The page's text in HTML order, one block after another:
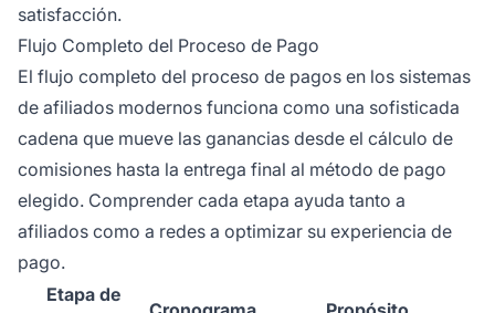
satisfacción.
Flujo Completo del Proceso de Pago
El flujo completo del proceso de pagos en los sistemas
de afiliados modernos funciona como una sofisticada
cadena que mueve las ganancias desde el cálculo de
comisiones hasta la entrega final al método de pago
elegido. Comprender cada etapa ayuda tanto a
afiliados como a redes a optimizar su experiencia de
pago.
Etapa de